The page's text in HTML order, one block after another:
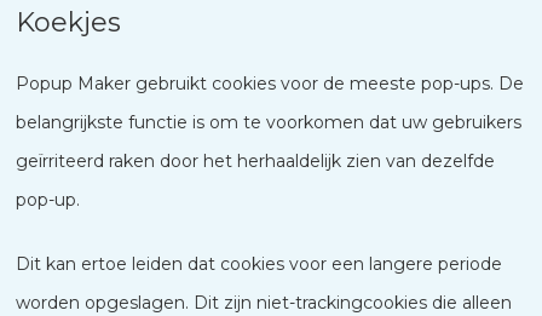
Koekjes
Popup Maker gebruikt cookies voor de meeste pop-ups. De
belangrijkste functie is om te voorkomen dat uw gebruikers
geïrriteerd raken door het herhaaldelijk zien van dezelfde
pop-up.
Dit kan ertoe leiden dat cookies voor een langere periode
worden opgeslagen. Dit zijn niet-trackingcookies die alleen